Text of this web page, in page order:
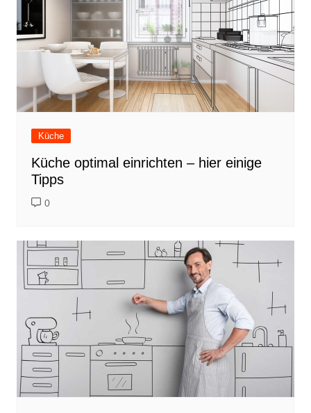
Küche
Küche optimal einrichten – hier einige
Tipps
0